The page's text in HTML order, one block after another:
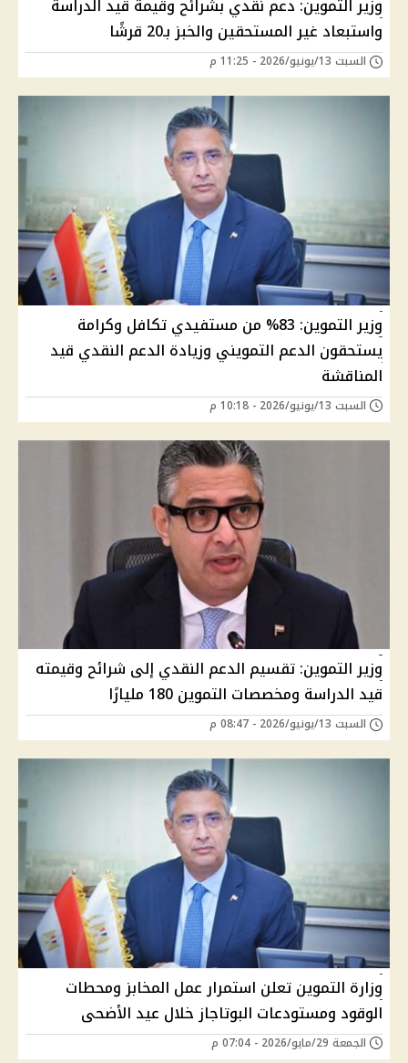
وزير التموين: دعم نقدي بشرائح وقيمة قيد الدراسة
واستبعاد غير المستحقين والخبز بـ20 قرشًا
السبت 13/يونيو/2026 - 11:25 م
وزير التموين: 83% من مستفيدي تكافل وكرامة
يستحقون الدعم التمويني وزيادة الدعم النقدي قيد
المناقشة
السبت 13/يونيو/2026 - 10:18 م
وزير التموين: تقسيم الدعم النقدي إلى شرائح وقيمته
قيد الدراسة ومخصصات التموين 180 مليارًا
السبت 13/يونيو/2026 - 08:47 م
وزارة التموين تعلن استمرار عمل المخابز ومحطات
الوقود ومستودعات البوتاجاز خلال عيد الأضحى
الجمعة 29/مايو/2026 - 07:04 م